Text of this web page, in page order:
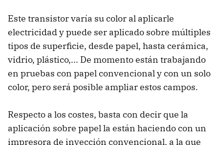
Este transistor varía su color al aplicarle
electricidad y puede ser aplicado sobre múltiples
tipos de superficie, desde papel, hasta cerámica,
vidrio, plástico,... De momento están trabajando
en pruebas con papel convencional y con un solo
color, pero será posible ampliar estos campos.
Respecto a los costes, basta con decir que la
aplicación sobre papel la están haciendo con un
impresora de inyección convencional, a la que